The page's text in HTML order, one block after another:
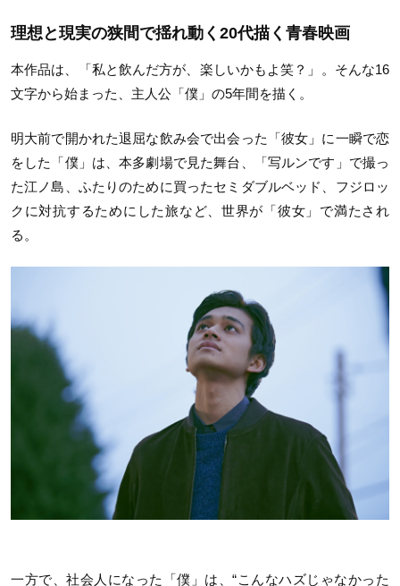
理想と現実の狭間で揺れ動く20代描く青春映画
本作品は、「私と飲んだ方が、楽しいかもよ笑？」。そんな16
文字から始まった、主人公「僕」の5年間を描く。
明大前で開かれた退屈な飲み会で出会った「彼女」に一瞬で恋
をした「僕」は、本多劇場で見た舞台、「写ルンです」で撮っ
た江ノ島、ふたりのために買ったセミダブルベッド、フジロッ
クに対抗するためにした旅など、世界が「彼女」で満たされ
る。
一方で、社会人になった「僕」は、“こんなハズじゃなかった